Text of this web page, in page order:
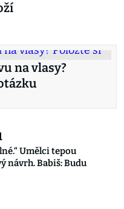
na vlasy?
Umělci tepou
návrh. Babiš: Budu